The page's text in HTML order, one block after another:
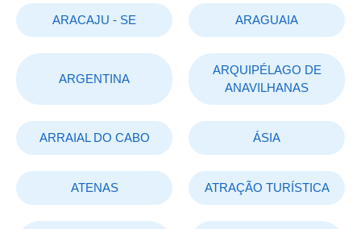
ARACAJU - SE ARAGUAIA
ARGENTINA
ARQUIPÉLAGO DE
ANAVILHANAS
ARRAIAL DO CABO ÁSIA
ATENAS ATRAÇÃO TURÍSTICA